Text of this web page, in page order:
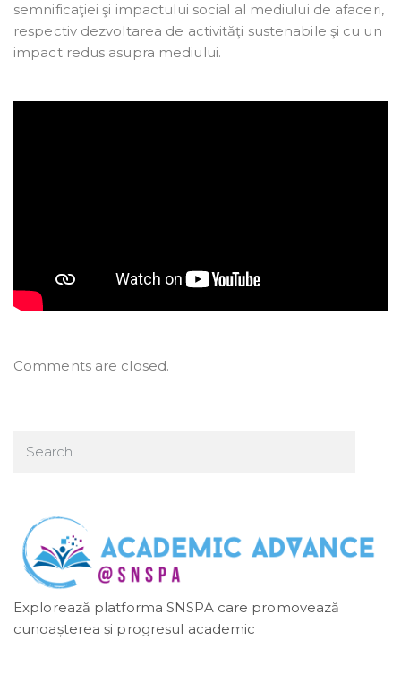
semnificaţiei şi impactului social al mediului de afaceri,
respectiv dezvoltarea de activităţi sustenabile şi cu un
impact redus asupra mediului.
Comments are closed.
Explorează platforma SNSPA care promovează
cunoașterea și progresul academic